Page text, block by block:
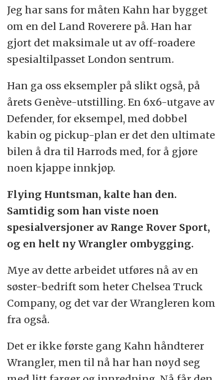
Jeg har sans for måten Kahn har bygget
om en del Land Roverere på. Han har
gjort det maksimale ut av off-roadere
spesialtilpasset London sentrum.
Han ga oss eksempler på slikt også, på
årets Genève-utstilling. En 6x6-utgave av
Defender, for eksempel, med dobbel
kabin og pickup-plan er det den ultimate
bilen å dra til Harrods med, for å gjøre
noen kjappe innkjøp.
Flying Huntsman, kalte han den.
Samtidig som han viste noen
spesialversjoner av Range Rover Sport,
og en helt ny Wrangler ombygging.
Mye av dette arbeidet utføres nå av en
søster-bedrift som heter Chelsea Truck
Company, og det var der Wrangleren kom
fra også.
Det er ikke første gang Kahn håndterer
Wrangler, men til nå har han nøyd seg